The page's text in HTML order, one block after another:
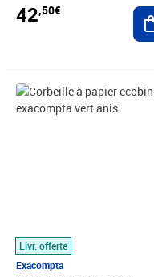
42,50€
Livr. offerte
Exacompta
Prix 20,10€